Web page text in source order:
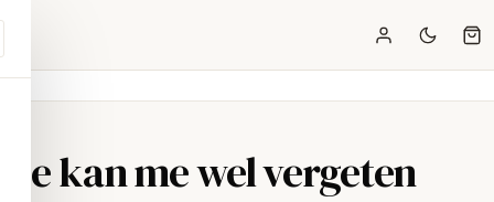
je kan me wel vergeten